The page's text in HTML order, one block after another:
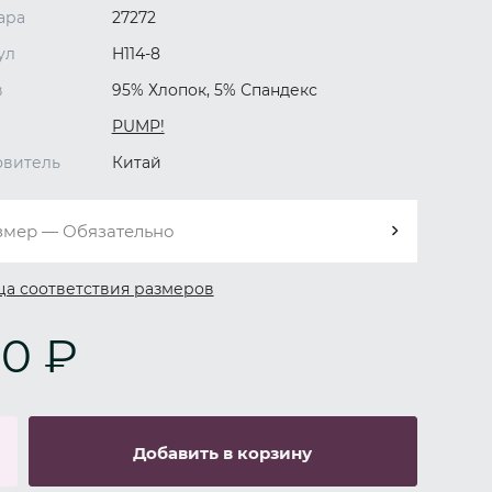
27272
H114-8
95% Хлопок, 5% Спандекс
PUMP!
Китай
— Обязательно
соответствия размеров
₽
Добавить в корзину